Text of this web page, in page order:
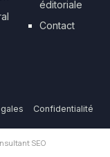
éditoriale
Contact
Confidentialité
SEO